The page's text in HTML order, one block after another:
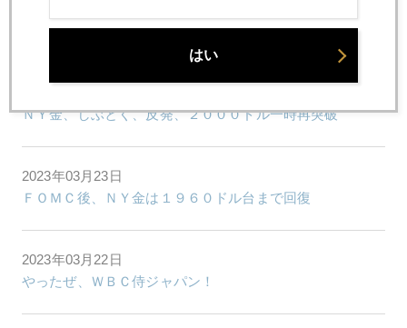
ＮＹ金、急騰後、急落、円高進行
ＮＹ金、しぶとく、反発、２０００ドル一時再突破
2023年03月23日
ＦＯＭＣ後、ＮＹ金は１９６０ドル台まで回復
2023年03月22日
やったぜ、ＷＢＣ侍ジャパン！
はい